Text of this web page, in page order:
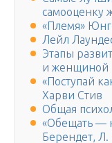
самооценку
«Племя»
Лейл
Этапы
и женщиной
«Поступай
Харви Стив
Общая
«Обещать —
Берендет, Л.